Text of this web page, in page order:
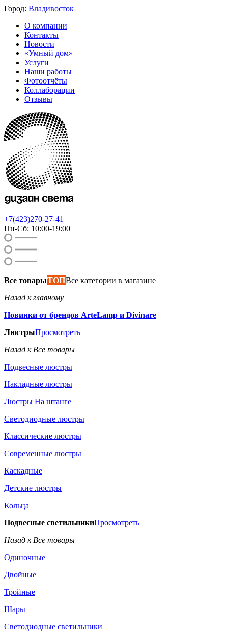
Город: Владивосток
О компании
Контакты
Новости
«Умный дом»
Услуги
Наши работы
Фотоотчёты
Коллаборации
Отзывы
+7(423)270-27-41
Пн-Сб: 10:00-19:00
Все товарыТОПВсе категории в магазине
Назад к главному
Новинки от брендов ArteLamp и Divinare
ЛюстрыПросмотреть
Назад к Все товары
Подвесные люстры
Накладные люстры
Люстры На штанге
Светодиодные люстры
Классические люстры
Современные люстры
Каскадные
Детские люстры
Кольца
Подвесные светильникиПросмотреть
Назад к Все товары
Одиночные
Двойные
Тройные
Шары
Светодиодные светильники